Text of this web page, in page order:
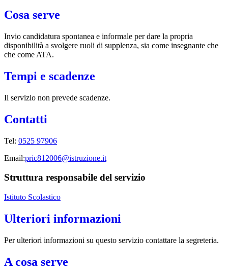
Cosa serve
Invio candidatura spontanea e informale per dare la propria
disponibilità a svolgere ruoli di supplenza, sia come insegnante che
che come ATA.
Tempi e scadenze
Il servizio non prevede scadenze.
Contatti
Tel: 0525 97906
Email:pric812006@istruzione.it
Struttura responsabile del servizio
Istituto Scolastico
Ulteriori informazioni
Per ulteriori informazioni su questo servizio contattare la segreteria.
A cosa serve